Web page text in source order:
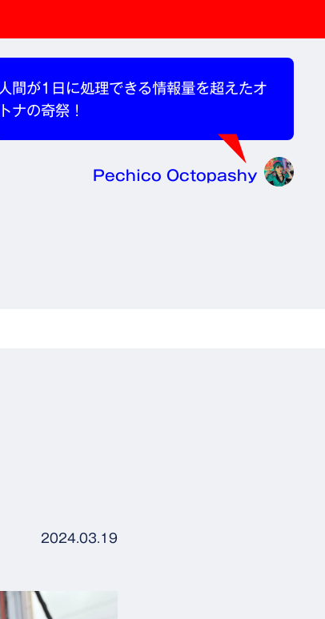
人間が1日に処理できる情報量を超えたオ
トナの奇祭！
Pechico Octopashy
2024.03.19